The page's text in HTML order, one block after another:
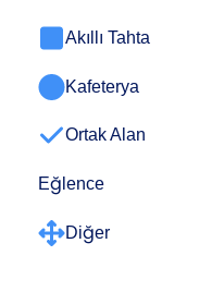
Akıllı Tahta
Kafeterya
Ortak Alan
Eğlence
Diğer